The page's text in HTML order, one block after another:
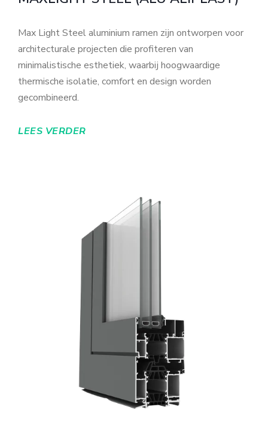
Max Light Steel aluminium ramen zijn ontworpen voor
architecturale projecten die profiteren van
minimalistische esthetiek, waarbij hoogwaardige
thermische isolatie, comfort en design worden
gecombineerd.
LEES VERDER